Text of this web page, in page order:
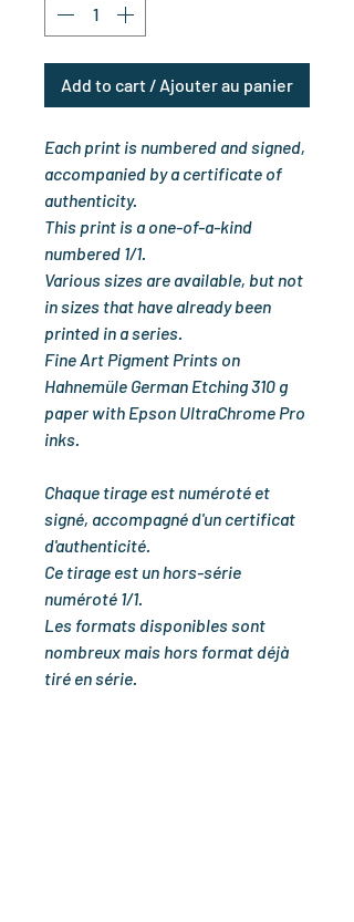
Add to cart / Ajouter au panier
Each print is numbered and signed,
accompanied by a certificate of
authenticity.
This print is a one-of-a-kind
numbered 1/1.
Various sizes are available, but not
in sizes that have already been
printed in a series.
Fine Art Pigment Prints on
Hahnemüle German Etching 310 g
paper with Epson UltraChrome Pro
inks.
Chaque tirage est numéroté et
signé, accompagné d'un certificat
d'authenticité.
Ce tirage est un hors-série
numéroté 1/1.
Les formats disponibles sont
nombreux mais hors format déjà
tiré en série.